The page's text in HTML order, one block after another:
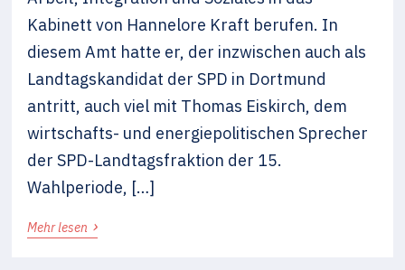
Kabinett von Hannelore Kraft berufen. In
diesem Amt hatte er, der inzwischen auch als
Landtagskandidat der SPD in Dortmund
antritt, auch viel mit Thomas Eiskirch, dem
wirtschafts- und energiepolitischen Sprecher
der SPD-Landtagsfraktion der 15.
Wahlperiode, […]
Mehr lesen ›